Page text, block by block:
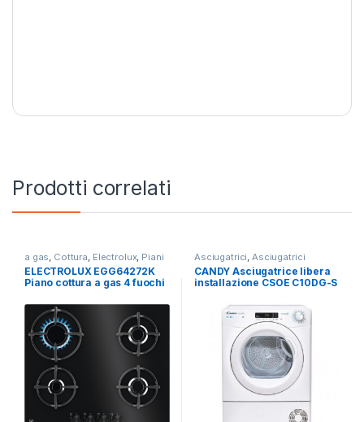
Prodotti correlati
a gas Cottura Electrolux, Piani
Cottura
ELECTROLUX EGG64272K
Piano cottura a gas 4 fuochi
Asciugatrici Asciugatrici
Standard
CANDY Asciugatrice libera
installazione CSOE C10DG-S